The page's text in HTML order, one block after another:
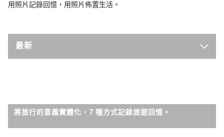
用照片記錄回憶，用照片佈置生活。
最新
將旅行的意義實體化，7 種方式記錄旅遊回憶。